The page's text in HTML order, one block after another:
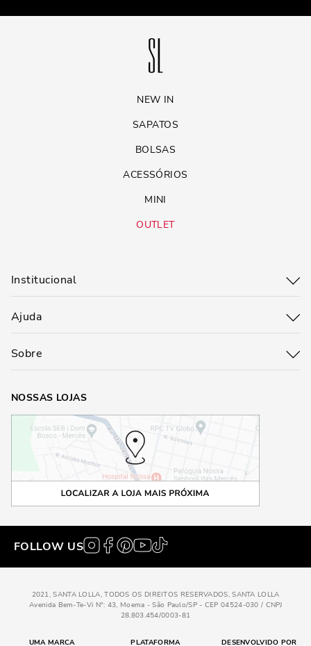
NEW IN
SAPATOS
BOLSAS
ACESSÓRIOS
MINI
OUTLET
Institucional
Ajuda
Sobre
NOSSAS LOJAS
FOLLOW US
2021, SANTA LOLLA, TODOS OS DIREITOS RESERVADOS, SANTA LOLLA
Avenida Bem-Te-Vi N°: 43, Moema - São Paulo/SP - CEP 04524-030 / CNPJ
28.803.454/0003-81
UMA MARCA PLATAFORMA DESENVOLVIDO POR